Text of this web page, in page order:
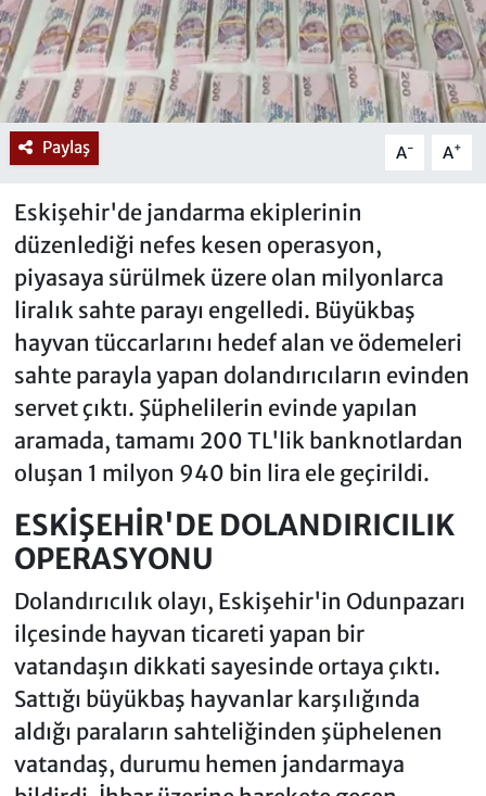
Paylaş A- A+
Eskişehir'de jandarma ekiplerinin
düzenlediği nefes kesen operasyon,
piyasaya sürülmek üzere olan milyonlarca
liralık sahte parayı engelledi. Büyükbaş
hayvan tüccarlarını hedef alan ve ödemeleri
sahte parayla yapan dolandırıcıların evinden
servet çıktı. Şüphelilerin evinde yapılan
aramada, tamamı 200 TL'lik banknotlardan
oluşan 1 milyon 940 bin lira ele geçirildi.
ESKİŞEHİR'DE DOLANDIRICILIK
OPERASYONU
Dolandırıcılık olayı, Eskişehir'in Odunpazarı
ilçesinde hayvan ticareti yapan bir
vatandaşın dikkati sayesinde ortaya çıktı.
Sattığı büyükbaş hayvanlar karşılığında
aldığı paraların sahteliğinden şüphelenen
vatandaş, durumu hemen jandarmaya